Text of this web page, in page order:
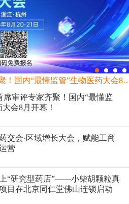
20+监管与首席审评专家齐聚！国内“最
席审评专家齐聚！国内“最懂监
会8月开幕！
交会·区域增长大会，赋能工商
营
“研究型药店”——小柴胡颗粒真
目在北京同仁堂佛山连锁启动